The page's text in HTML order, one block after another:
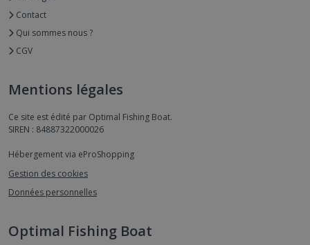
Contact
Qui sommes nous ?
CGV
Mentions légales
Ce site est édité par Optimal Fishing Boat.
SIREN : 84887322000026
Hébergement via eProShopping
Gestion des cookies
Données personnelles
Optimal Fishing Boat